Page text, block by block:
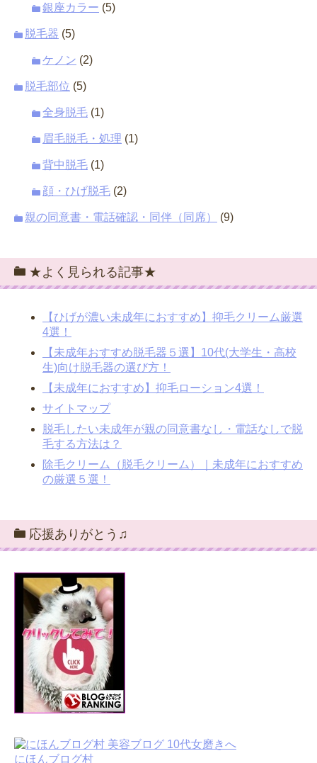
銀座カラー (5)
脱毛器 (5)
ケノン (2)
脱毛部位 (5)
全身脱毛 (1)
眉毛脱毛・処理 (1)
背中脱毛 (1)
顔・ひげ脱毛 (2)
親の同意書・電話確認・同伴（同席） (9)
★よく見られる記事★
【ひげが濃い未成年におすすめ】抑毛クリーム厳選
4選！
【未成年おすすめ脱毛器５選】10代(大学生・高校
生)向け脱毛器の選び方！
【未成年におすすめ】抑毛ローション4選！
サイトマップ
脱毛したい未成年が親の同意書なし・電話なしで脱
毛する方法は？
除毛クリーム（脱毛クリーム）｜未成年におすすめ
の厳選５選！
応援ありがとう♫
にほんブログ村